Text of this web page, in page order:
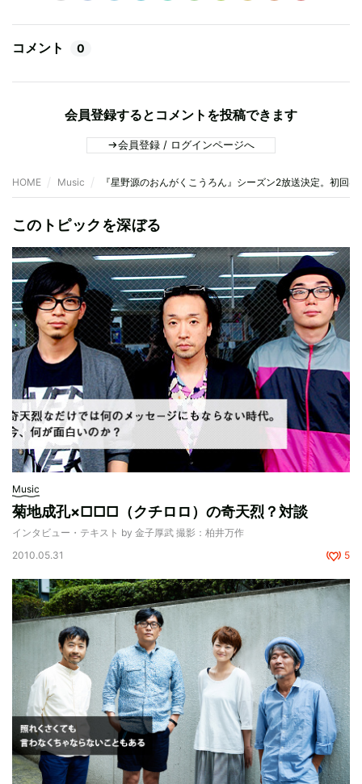
コメント 0
会員登録するとコメントを投稿できます
会員登録 / ログインページへ
HOME Music 『星野源のおんがくこうろん』シーズン2放送決定。初回
このトピックを深ぼる
Music
菊地成孔×□□□（クチロロ）の奇天烈？対談
インタビュー・テキスト by 金子厚武 撮影：柏井万作
2010.05.31
5